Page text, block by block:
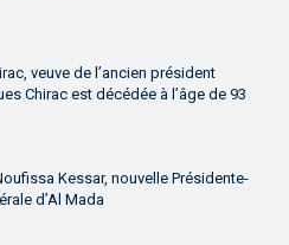
veuve de l’ancien président
Chirac est décédée à l’âge de 93
Kessar, nouvelle Présidente-
d’Al Mada